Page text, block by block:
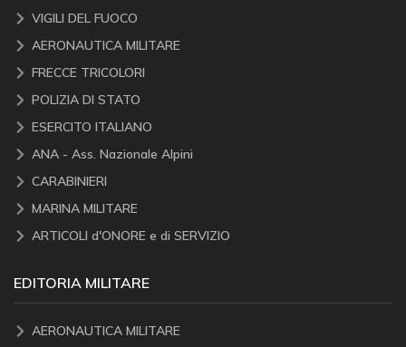
VIGILI DEL FUOCO
AERONAUTICA MILITARE
FRECCE TRICOLORI
POLIZIA DI STATO
ESERCITO ITALIANO
ANA - Ass. Nazionale Alpini
CARABINIERI
MARINA MILITARE
ARTICOLI d'ONORE e di SERVIZIO
EDITORIA MILITARE
AERONAUTICA MILITARE